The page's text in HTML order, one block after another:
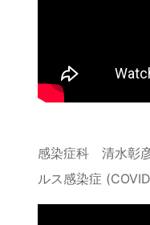
感染症科 清水彰
ルス感染症